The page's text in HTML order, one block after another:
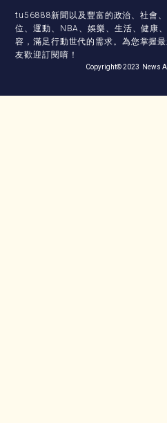
tu56888新聞以及豐富的政治、社會
位、運動、NBA、娛樂、生活、健康
容，滿足行動世代的需求。為您掌握
友歡迎訂閱唷！
Copyright© 2023 News